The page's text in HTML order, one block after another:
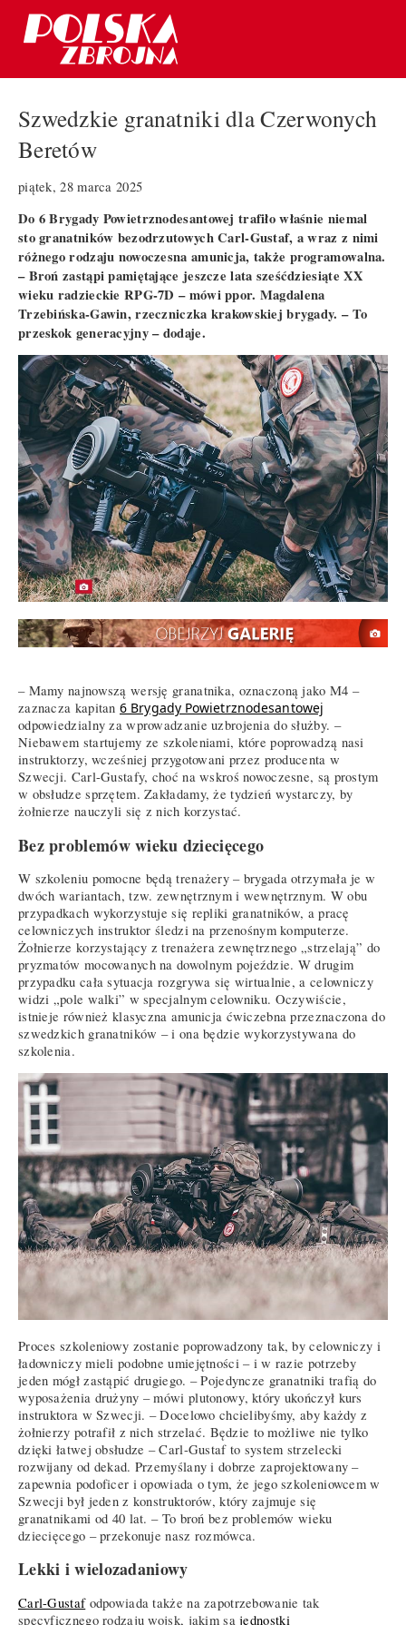
Szwedzkie granatniki dla Czerwonych
Beretów
piątek, 28 marca 2025
Do 6 Brygady Powietrznodesantowej trafiło właśnie niemal
sto granatników bezodrzutowych Carl-Gustaf, a wraz z nimi
różnego rodzaju nowoczesna amunicja, także programowalna.
– Broń zastąpi pamiętające jeszcze lata sześćdziesiąte XX
wieku radzieckie RPG-7D – mówi ppor. Magdalena
Trzebińska-Gawin, rzeczniczka krakowskiej brygady. – To
przeskok generacyjny – dodaje.
– Mamy najnowszą wersję granatnika, oznaczoną jako M4 –
zaznacza kapitan 6 Brygady Powietrznodesantowej
odpowiedzialny za wprowadzanie uzbrojenia do służby. –
Niebawem startujemy ze szkoleniami, które poprowadzą nasi
instruktorzy, wcześniej przygotowani przez producenta w
Szwecji. Carl-Gustafy, choć na wskroś nowoczesne, są prostym
w obsłudze sprzętem. Zakładamy, że tydzień wystarczy, by
żołnierze nauczyli się z nich korzystać.
Bez problemów wieku dziecięcego
W szkoleniu pomocne będą trenażery – brygada otrzymała je w
dwóch wariantach, tzw. zewnętrznym i wewnętrznym. W obu
przypadkach wykorzystuje się repliki granatników, a pracę
celowniczych instruktor śledzi na przenośnym komputerze.
Żołnierze korzystający z trenażera zewnętrznego „strzelają” do
pryzmatów mocowanych na dowolnym pojeździe. W drugim
przypadku cała sytuacja rozgrywa się wirtualnie, a celowniczy
widzi „pole walki” w specjalnym celowniku. Oczywiście,
istnieje również klasyczna amunicja ćwiczebna przeznaczona do
szwedzkich granatników – i ona będzie wykorzystywana do
szkolenia.
Proces szkoleniowy zostanie poprowadzony tak, by celowniczy i
ładowniczy mieli podobne umiejętności – i w razie potrzeby
jeden mógł zastąpić drugiego. – Pojedyncze granatniki trafią do
wyposażenia drużyny – mówi plutonowy, który ukończył kurs
instruktora w Szwecji. – Docelowo chcielibyśmy, aby każdy z
żołnierzy potrafił z nich strzelać. Będzie to możliwe nie tylko
dzięki łatwej obsłudze – Carl-Gustaf to system strzelecki
rozwijany od dekad. Przemyślany i dobrze zaprojektowany –
zapewnia podoficer i opowiada o tym, że jego szkoleniowcem w
Szwecji był jeden z konstruktorów, który zajmuje się
granatnikami od 40 lat. – To broń bez problemów wieku
dziecięcego – przekonuje nasz rozmówca.
Lekki i wielozadaniowy
Carl-Gustafodpowiada także na zapotrzebowanie tak
specyficznego rodzaju wojsk, jakim sąjednostki